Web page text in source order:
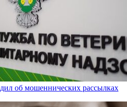
об мошеннических рассылках